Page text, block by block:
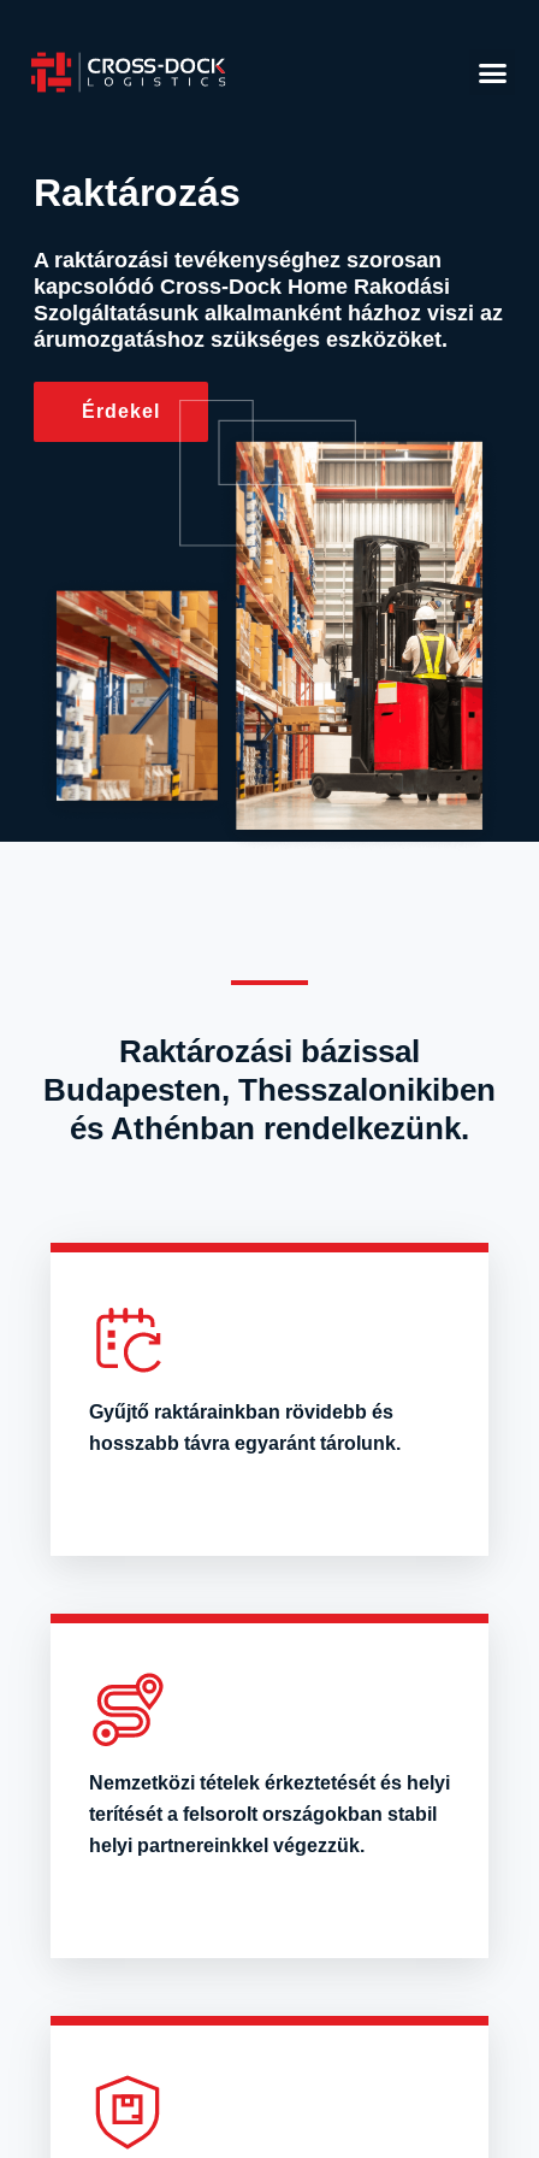
Raktározás
A raktározási tevékenységhez szorosan
kapcsolódó Cross-Dock Home Rakodási
Szolgáltatásunk alkalmanként házhoz viszi az
árumozgatáshoz szükséges eszközöket.​
Érdekel
Raktározási bázissal
Budapesten, Thesszalonikiben
és Athénban rendelkezünk.
Gyűjtő raktárainkban rövidebb és
hosszabb távra egyaránt tárolunk.
Nemzetközi tételek érkeztetését és helyi
terítését a felsorolt országokban stabil
helyi partnereinkkel végezzük.